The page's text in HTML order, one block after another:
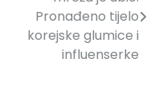
Pronađeno tijelo
korejske glumice i
influenserke